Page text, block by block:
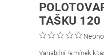
ŠŇŮRY JUSTIN 5 MM
TAŠKU 120
Variabilní řemínek k